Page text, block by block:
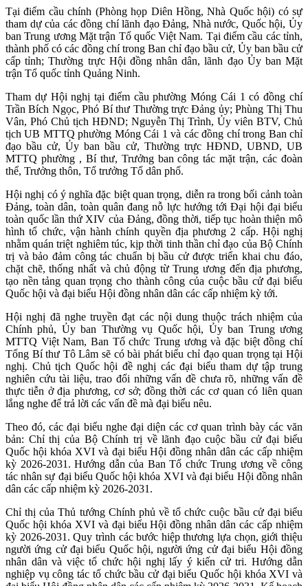
Tại điểm cầu chính (Phòng họp Diên Hồng, Nhà Quốc hội) có sự
tham dự của các đồng chí lãnh đạo Đảng, Nhà nước, Quốc hội, Ủy
ban Trung ương Mặt trận Tổ quốc Việt Nam. Tại điểm cầu các tỉnh,
thành phố có các đồng chí trong Ban chỉ đạo bầu cử, Ủy ban bầu cử
cấp tỉnh; Thường trực Hội đồng nhân dân, lãnh đạo Ủy ban Mặt
trận Tổ quốc tỉnh Quảng Ninh.
Tham dự Hội nghị tại điểm cầu phường Móng Cái 1 có đồng chí
Trần Bích Ngọc, Phó Bí thư Thường trực Đảng ủy; Phùng Thị Thu
Vân, Phó Chủ tịch HĐND; Nguyễn Thị Trình, Ủy viên BTV, Chủ
tịch UB MTTQ phường Móng Cái 1 và các đồng chí trong Ban chỉ
đạo bầu cử, Ủy ban bầu cử, Thường trực HĐND, UBND, UB
MTTQ phường , Bí thư, Trưởng ban công tác mặt trận, các đoàn
thể, Trưởng thôn, Tổ trưởng Tổ dân phố.
Hội nghị có ý nghĩa đặc biệt quan trọng, diễn ra trong bối cảnh toàn
Đảng, toàn dân, toàn quân đang nỗ lực hướng tới Đại hội đại biểu
toàn quốc lần thứ XIV của Đảng, đồng thời, tiếp tục hoàn thiện mô
hình tổ chức, vận hành chính quyền địa phương 2 cấp. Hội nghị
nhằm quán triệt nghiêm túc, kịp thời tinh thần chỉ đạo của Bộ Chính
trị và bảo đảm công tác chuẩn bị bầu cử được triển khai chu đáo,
chặt chẽ, thống nhất và chủ động từ Trung ương đến địa phương,
tạo nền tảng quan trọng cho thành công của cuộc bầu cử đại biểu
Quốc hội và đại biểu Hội đồng nhân dân các cấp nhiệm kỳ tới.
Hội nghị đã nghe truyền đạt các nội dung thuộc trách nhiệm của
Chính phủ, Ủy ban Thường vụ Quốc hội, Ủy ban Trung ương
MTTQ Việt Nam, Ban Tổ chức Trung ương và đặc biệt đồng chí
Tổng Bí thư Tô Lâm sẽ có bài phát biểu chỉ đạo quan trọng tại Hội
nghị. Chủ tịch Quốc hội đề nghị các đại biểu tham dự tập trung
nghiên cứu tài liệu, trao đổi những vấn đề chưa rõ, những vấn đề
thực tiễn ở địa phương, cơ sở; đồng thời các cơ quan có liên quan
lắng nghe để trả lời các vấn đề mà đại biểu nêu.
Theo đó, các đại biểu nghe đại diện các cơ quan trình bày các văn
bản: Chỉ thị của Bộ Chính trị về lãnh đạo cuộc bầu cử đại biểu
Quốc hội khóa XVI và đại biểu Hội đồng nhân dân các cấp nhiệm
kỳ 2026-2031. Hướng dẫn của Ban Tổ chức Trung ương về công
tác nhân sự đại biểu Quốc hội khóa XVI và đại biểu Hội đồng nhân
dân các cấp nhiệm kỳ 2026-2031.
Chỉ thị của Thủ tướng Chính phủ về tổ chức cuộc bầu cử đại biểu
Quốc hội khóa XVI và đại biểu Hội đồng nhân dân các cấp nhiệm
kỳ 2026-2031. Quy trình các bước hiệp thương lựa chọn, giới thiệu
người ứng cử đại biểu Quốc hội, người ứng cử đại biểu Hội đồng
nhân dân và việc tổ chức hội nghị lấy ý kiến cử tri. Hướng dẫn
nghiệp vụ công tác tổ chức bầu cử đại biểu Quốc hội khóa XVI và